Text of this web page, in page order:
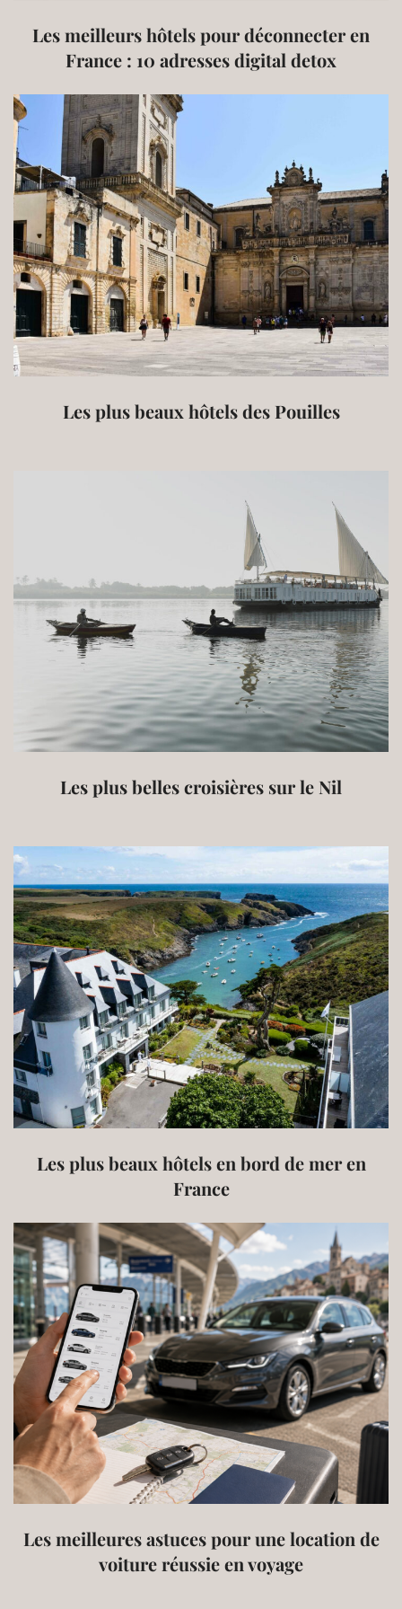
Les meilleurs hôtels pour déconnecter en
France : 10 adresses digital detox
Les plus beaux hôtels des Pouilles
Les plus belles croisières sur le Nil
Les plus beaux hôtels en bord de mer en
France
Les meilleures astuces pour une location de
voiture réussie en voyage